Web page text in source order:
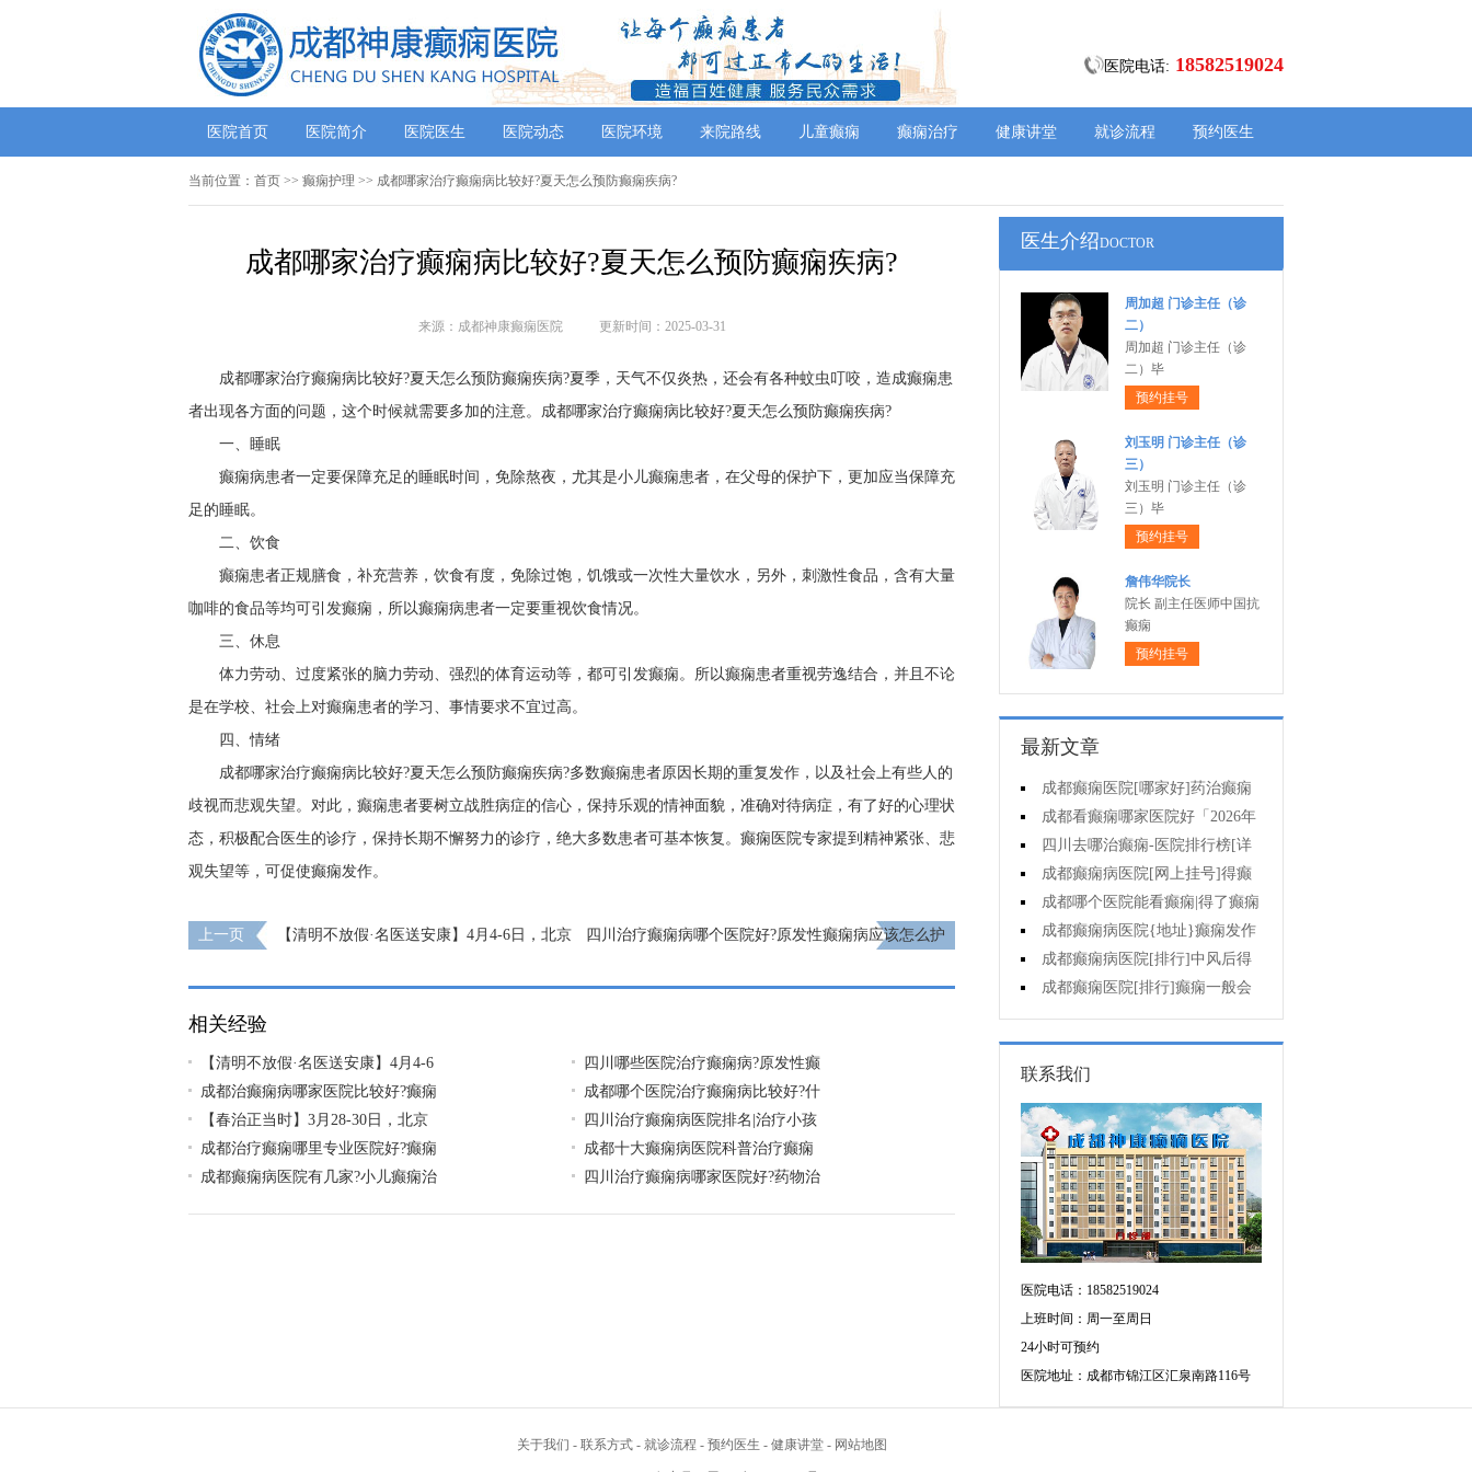
医院电话: 18582519024
医院首页 医院简介 医院医生 医院动态 医院环境 来院路线 儿童癫痫 癫痫治疗 健康讲堂 就诊流程 预约医生
当前位置： 首页 >> 癫痫护理 >> 成都哪家治疗癫痫病比较好?夏天怎么预防癫痫疾病?
成都哪家治疗癫痫病比较好?夏天怎么预防癫痫疾病?
来源：成都神康癫痫医院 更新时间：2025-03-31
成都哪家治疗癫痫病比较好?夏天怎么预防癫痫疾病?夏季，天气不仅炎热，还会有各种蚊虫叮咬，造成癫痫患
者出现各方面的问题，这个时候就需要多加的注意。成都哪家治疗癫痫病比较好?夏天怎么预防癫痫疾病?
一、睡眠
癫痫病患者一定要保障充足的睡眠时间，免除熬夜，尤其是小儿癫痫患者，在父母的保护下，更加应当保障充
足的睡眠。
二、饮食
癫痫患者正规膳食，补充营养，饮食有度，免除过饱，饥饿或一次性大量饮水，另外，刺激性食品，含有大量
咖啡的食品等均可引发癫痫，所以癫痫病患者一定要重视饮食情况。
三、休息
体力劳动、过度紧张的脑力劳动、强烈的体育运动等，都可引发癫痫。所以癫痫患者重视劳逸结合，并且不论
是在学校、社会上对癫痫患者的学习、事情要求不宜过高。
四、情绪
成都哪家治疗癫痫病比较好?夏天怎么预防癫痫疾病?多数癫痫患者原因长期的重复发作，以及社会上有些人的
歧视而悲观失望。对此，癫痫患者要树立战胜病症的信心，保持乐观的情神面貌，准确对待病症，有了好的心理状
态，积极配合医生的诊疗，保持长期不懈努力的诊疗，绝大多数患者可基本恢复。癫痫医院专家提到精神紧张、悲
观失望等，可促使癫痫发作。
上一页
【清明不放假·名医送安康】4月4-6日，北京
四川治疗癫痫病哪个医院好?原发性癫痫病应该怎么护
相关经验
【清明不放假·名医送安康】4月4-6
四川哪些医院治疗癫痫病?原发性癫
成都治癫痫病哪家医院比较好?癫痫
成都哪个医院治疗癫痫病比较好?什
【春治正当时】‌3月28-30日，北京
四川治疗癫痫病医院排名|治疗小孩
成都治疗癫痫哪里专业医院好?癫痫
成都十大癫痫病医院科普治疗癫痫
成都癫痫病医院有几家?小儿癫痫治
四川治疗癫痫病哪家医院好?药物治
医生介绍DOCTOR
周加超 门诊主任（诊
二）
周加超 门诊主任（诊
二）毕
预约挂号
刘玉明 门诊主任（诊
三）
刘玉明 门诊主任（诊
三）毕
预约挂号
詹伟华院长
院长 副主任医师中国抗
癫痫
预约挂号
最新文章
成都癫痫医院[哪家好]药治癫痫
病怎么效果好?
成都看癫痫哪家医院好「2026年
度公布」立冬后癫痫病人应多注意
什么?
四川去哪治癫痫-医院排行榜[详
细排名]四川哪儿能有效治疗癫痫?
成都癫痫病医院[网上挂号]得癫
痫的女性母乳喂养时要注意什么?
成都哪个医院能看癫痫|得了癫痫
会有什么症状?
成都癫痫病医院{地址}癫痫发作
跟哪些因素有关?
成都癫痫病医院[排行]中风后得
的癫痫能治吗
成都癫痫医院[排行]癫痫一般会
出现哪些症状?
联系我们
医院电话：18582519024
上班时间：周一至周日
24小时可预约
医院地址：成都市锦江区汇泉南路116号
关于我们 - 联系方式 - 就诊流程 - 预约医生 - 健康讲堂 - 网站地图